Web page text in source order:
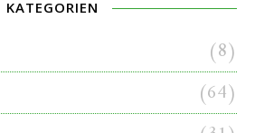
KATEGORIEN
(8)
(64)